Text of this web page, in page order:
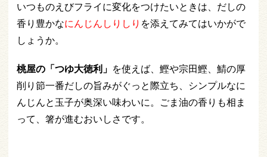
いつものえびフライに変化をつけたいときは、だしの
香り豊かなにんじんしりしり を添えてみてはいかがで
しょうか。
桃屋の「つゆ大徳利」 を使えば、鰹や宗田鰹、鯖の厚
削り節一番だしの旨みがぐっと際立ち、シンプルなに
んじんと玉子が奥深い味わいに。ごま油の香りも相ま
って、箸が進むおいしさです。